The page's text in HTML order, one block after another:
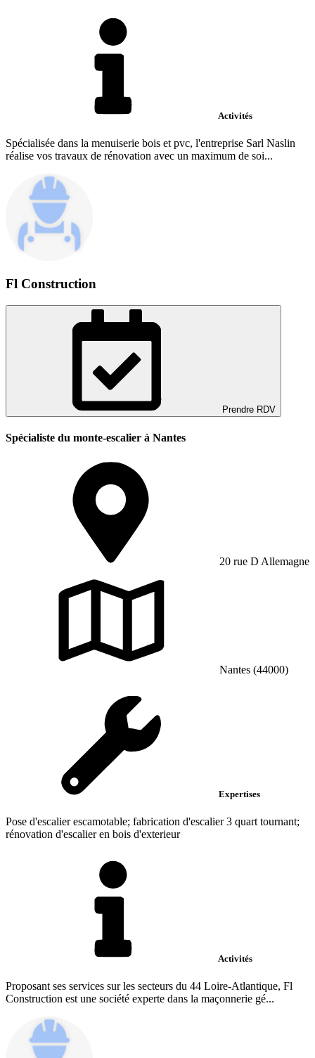
Activités
Spécialisée dans la menuiserie bois et pvc, l'entreprise Sarl Naslin
réalise vos travaux de rénovation avec un maximum de soi...
Fl Construction
Prendre RDV
Spécialiste du monte-escalier à Nantes
20 rue D Allemagne
Nantes (44000)
Expertises
Pose d'escalier escamotable; fabrication d'escalier 3 quart tournant;
rénovation d'escalier en bois d'exterieur
Activités
Proposant ses services sur les secteurs du 44 Loire-Atlantique, Fl
Construction est une société experte dans la maçonnerie gé...